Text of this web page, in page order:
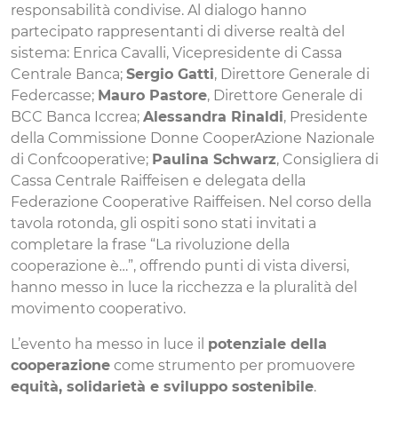
responsabilità condivise. Al dialogo hanno
partecipato rappresentanti di diverse realtà del
sistema: Enrica Cavalli, Vicepresidente di Cassa
Centrale Banca; Sergio Gatti, Direttore Generale di
Federcasse; Mauro Pastore, Direttore Generale di
BCC Banca Iccrea; Alessandra Rinaldi, Presidente
della Commissione Donne CooperAzione Nazionale
di Confcooperative; Paulina Schwarz, Consigliera di
Cassa Centrale Raiffeisen e delegata della
Federazione Cooperative Raiffeisen. Nel corso della
tavola rotonda, gli ospiti sono stati invitati a
completare la frase “La rivoluzione della
cooperazione è…”, offrendo punti di vista diversi,
hanno messo in luce la ricchezza e la pluralità del
movimento cooperativo.
L’evento ha messo in luce il potenziale della
cooperazione come strumento per promuovere
equità, solidarietà e sviluppo sostenibile.